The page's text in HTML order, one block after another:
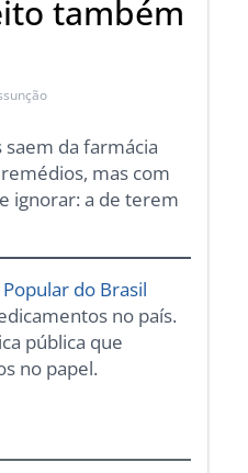
também
saem da farmácia
mas com
ignorar: a de terem
do Brasil
no país.
pública que
no papel.